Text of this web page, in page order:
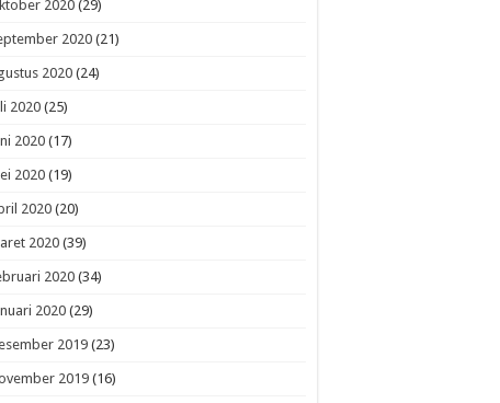
2020(29)
2020 (21)
2020(24)
2020 (25)
2020(17)
2020(19)
2020 (20)
2020 (39)
2020 (34)
2020 (29)
2019(23)
2019 (16)